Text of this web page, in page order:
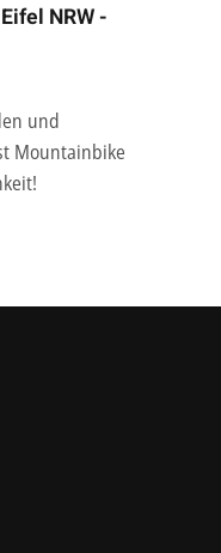
NRW -
und
Mountainbike